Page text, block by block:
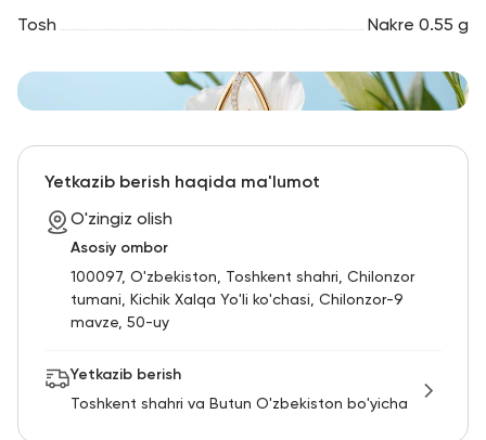
Tosh Nakre 0.55 g
Yetkazib berish haqida ma'lumot
O'zingiz olish
Asosiy ombor
100097, O'zbekiston, Toshkent shahri, Chilonzor
tumani, Kichik Xalqa Yo'li ko'chasi, Chilonzor-9
mavze, 50-uy
Yetkazib berish
Toshkent shahri va Butun O'zbekiston bo'yicha